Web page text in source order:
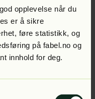
opplevelse når du
er å sikre
føre statistikk, og
på fabel.no og
innhold for deg.